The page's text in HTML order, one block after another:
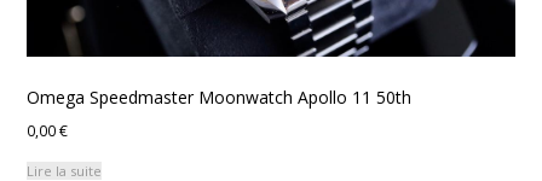
Omega Speedmaster Moonwatch Apollo 11 50th
0,00€
Lire la suite